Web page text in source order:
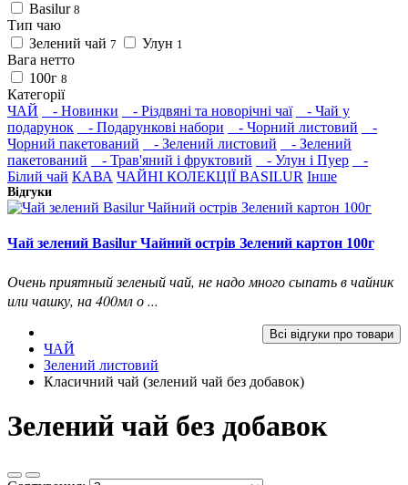
Basilur 8
Тип чаю
Зелений чай 7 Улун 1
Вага нетто
100г 8
Категорії
ЧАЙ
- Новинки - Різдвяні та новорічні чаї
- Чай у
подарунок
- Подарункові набори - Чорний листовий
-
Чорний пакетований
- Зелений листовий
- Зелений
пакетований
- Трав'яний і фруктовий - Улун і Пуер
-
Білий чай КАВА ЧАЙНІ КОЛЕКЦІЇ BASILUR Інше
Відгуки
Чай зелений Basilur Чайний острів Зелений картон 100г
Очень приятный зеленый чай, не надо много сыпать в чайник
или чашку, на 400мл о ...
Всі відгуки про товари
ЧАЙ
Зелений листовий
Класичний чай (зелений чай без добавок)
Зелений чай без добавок